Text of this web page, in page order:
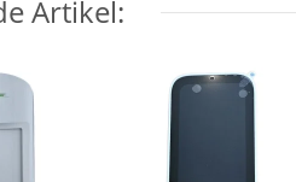
Artikel: